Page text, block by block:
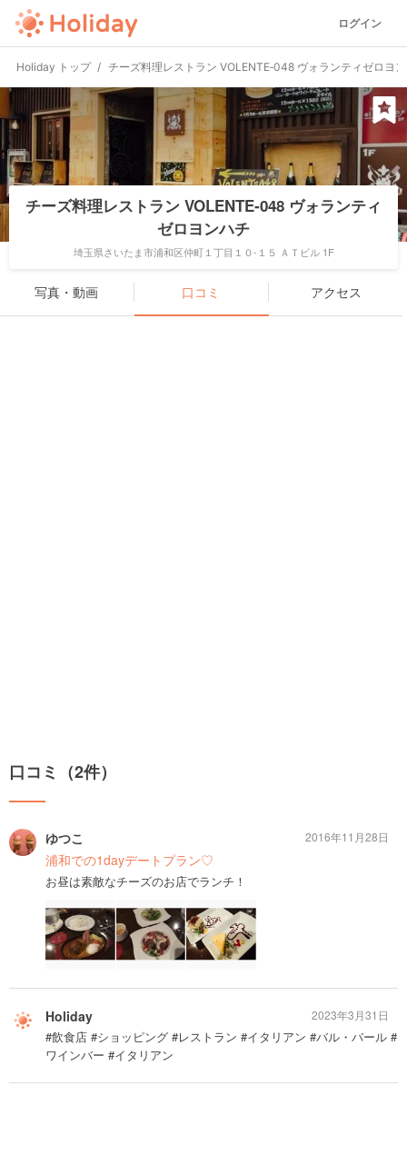
ログイン
Holiday トップ チーズ料理レストラン VOLENTE‐048 ヴォランティゼロヨ
チーズ料理レストラン VOLENTE‐048 ヴォランティ
ゼロヨンハチ
埼玉県さいたま市浦和区仲町１丁目１０-１５ ＡＴビル 1F
写真・動画 口コミ アクセス
口コミ（2件）
ゆつこ
浦和での1dayデートプラン♡
お昼は素敵なチーズのお店でランチ！
2016年11月28日
Holiday
#飲食店 #ショッピング #レストラン #イタリアン #バル・バール #
ワインバー #イタリアン
2023年3月31日